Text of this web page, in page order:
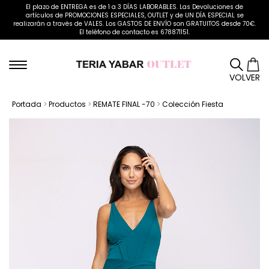
El plazo de ENTREGA es de 1 a 3 DÍAS LABORABLES. Las Devoluciones de
artículos de PROMOCIONES ESPECIALES, OUTLET y de UN DÍA ESPECIAL se
realizarán a través de VALES. Los GASTOS DE ENVÍO son GRATUITOS desde 70€.
El teléfono de contacto es 678871151.
VOLVER
Portada > Productos > REMATE FINAL -70 > Colección Fiesta